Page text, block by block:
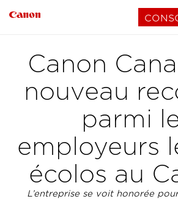
Canon
nouveau
parmi
employeurs
écolos au
L’entreprise se voit honorée